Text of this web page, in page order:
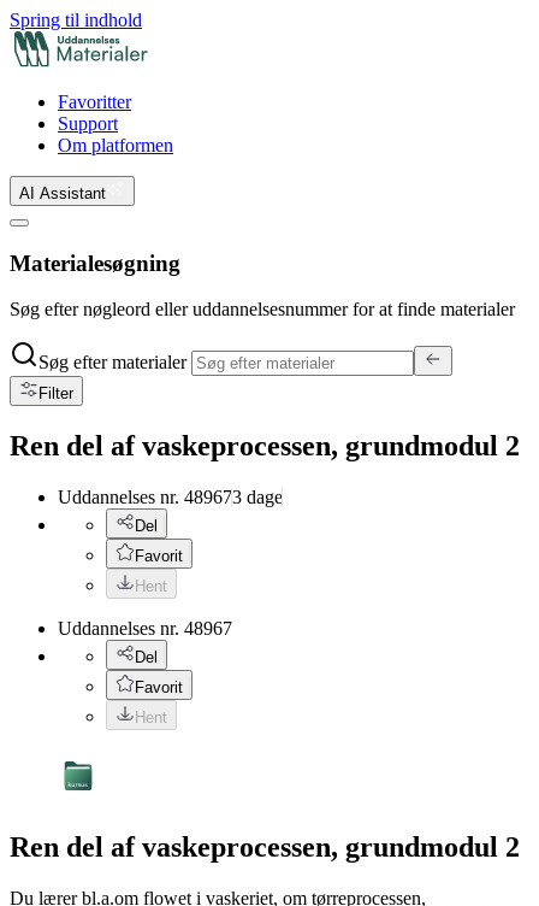
Spring til indhold
Favoritter
Support
Om platformen
AI Assistant
Materialesøgning
Søg efter nøgleord eller uddannelsesnummer for at finde materialer
Søg efter materialer
Filter
Ren del af vaskeprocessen, grundmodul 2
Uddannelses nr. 489673 dage
Del
Favorit
Hent
Uddannelses nr. 48967
Del
Favorit
Hent
Ren del af vaskeprocessen, grundmodul 2
Du lærer bl.a.om flowet i vaskeriet, om tørreprocessen,